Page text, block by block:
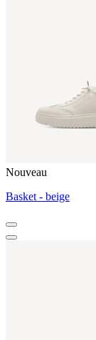
Nouveau
Basket - beige